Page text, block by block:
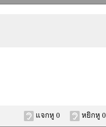
หยิกหู 0
แจกหู 0